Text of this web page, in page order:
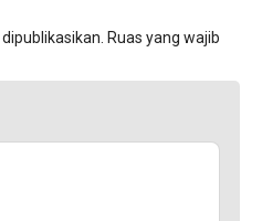
Ruas yang wajib